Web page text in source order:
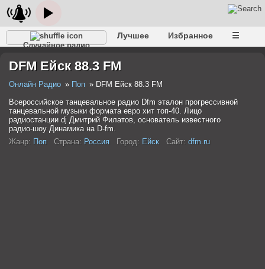
Случайное радио
Лучшее Избранное ☰
DFM Ейск 88.3 FM
Онлайн Радио Поп
DFM Ейск 88.3 FM
Всероссийское танцевальное радио Dfm эталон прогрессивной
танцевальной музыки формата евро хит топ-40. Лицо
радиостанции dj Дмитрий Филатов, основатель известного
радио-шоу Динамика на D-fm.
Жанр: Поп Страна: Россия Город: Ейск Сайт: dfm.ru